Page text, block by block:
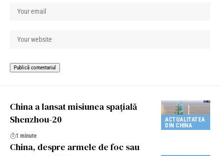
ACTUALITATEA
DIN CHINA
China a lansat misiunea spațială
Shenzhou-20
1 minute
China, despre armele de foc sau